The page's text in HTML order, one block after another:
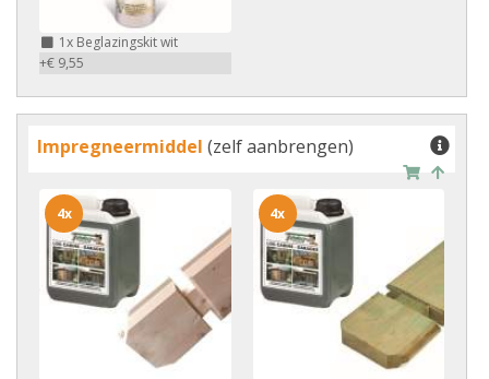
1x Beglazingskit wit
+€ 9,55
Impregneermiddel (zelf aanbrengen)
4x 4x